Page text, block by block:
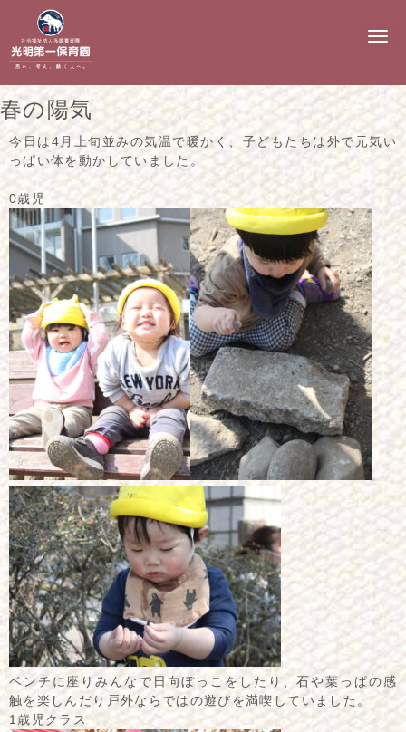
N
g
a
i
o
春の陽気
今日は4月上旬並みの気温で暖かく、子どもたちは外で元気い
っぱい体を動かしていました。
0歳児
ベンチに座りみんなで日向ぼっこをしたり、石や葉っぱの感
触を楽しんだり戸外ならではの遊びを満喫していました。
1歳児クラス